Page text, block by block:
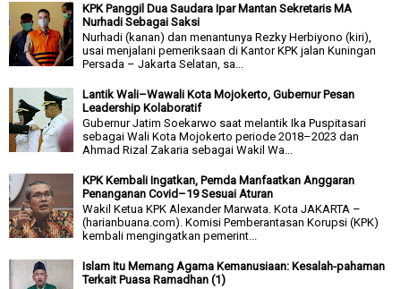
KPK Panggil Dua Saudara Ipar Mantan Sekretaris MA
Nurhadi Sebagai Saksi
Nurhadi (kanan) dan menantunya Rezky Herbiyono (kiri),
usai menjalani pemeriksaan di Kantor KPK jalan Kuningan
Persada – Jakarta Selatan, sa...
Lantik Wali–Wawali Kota Mojokerto, Gubernur Pesan
Leadership Kolaboratif
Gubernur Jatim Soekarwo saat melantik Ika Puspitasari
sebagai Wali Kota Mojokerto periode 2018–2023 dan
Ahmad Rizal Zakaria sebagai Wakil Wa...
KPK Kembali Ingatkan, Pemda Manfaatkan Anggaran
Penanganan Covid–19 Sesuai Aturan
Wakil Ketua KPK Alexander Marwata. Kota JAKARTA –
(harianbuana.com). Komisi Pemberantasan Korupsi (KPK)
kembali mengingatkan pemerint...
Islam Itu Memang Agama Kemanusiaan: Kesalah-pahaman
Terkait Puasa Ramadhan (1)